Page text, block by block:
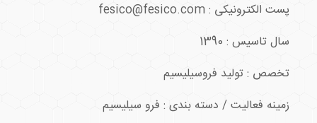
پست الکترونیکی : fesico@fesico.com
سال تاسیس : 1390
تخصص : تولید فروسیلیسیم
زمینه فعالیت / دسته بندی : فرو سیلیسیم